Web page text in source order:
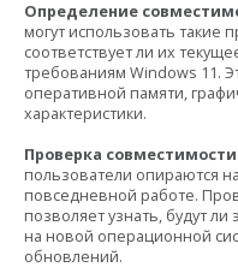
Определение
могут использовать такие
соответствует ли их
требованиям Windows 11.
оперативной памяти,
характеристики.
Проверка
пользователи опираются
повседневной работе.
позволяет узнать, будут
на новой операционной
обновлений.